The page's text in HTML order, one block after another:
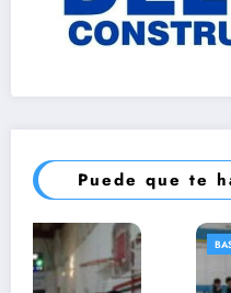
Puede que te
BASQUET